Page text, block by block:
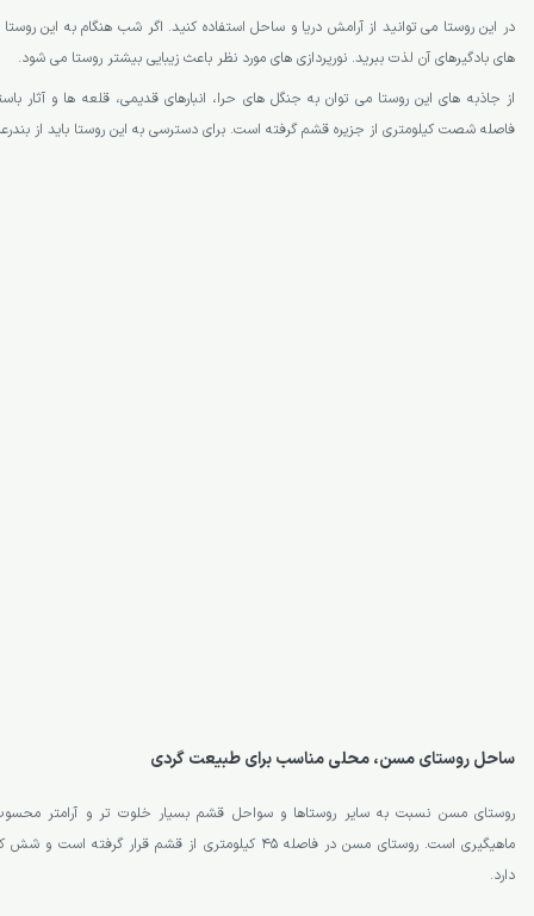
در این روستا می توانید از آرامش دریا و ساحل استفاده کنید. اگر شب هنگام به این روستا
های بادگیرهای آن لذت ببرید. نورپردازی های مورد نظر باعث زیبایی بیشتر روستا می شود.
از جاذبه های این روستا می توان به جنگل های حرا، انبارهای قدیمی، قلعه ها و آثار
فاصله شصت کیلومتری از جزیره قشم گرفته است. برای دسترسی به این روستا باید از
ساحل روستای مسن، محلی مناسب برای طبیعت گردی
روستای مسن نسبت به سایر روستاها و سواحل قشم بسیار خلوت تر و آرامتر
ماهیگیری است. روستای مسن در فاصله 45 کیلومتری از قشم
دارد.